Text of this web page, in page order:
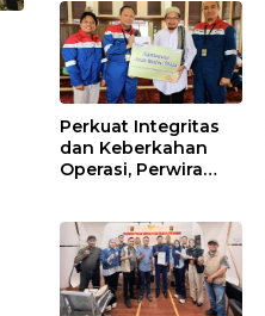
Perkuat Integritas
dan Keberkahan
Operasi, Perwira